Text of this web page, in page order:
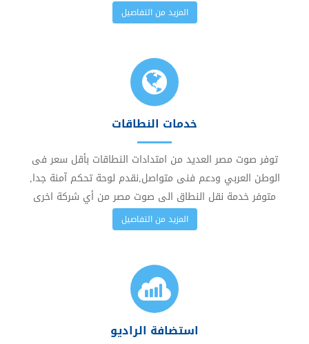
المزيد من التفاصيل
خدمات النطاقات
توفر صوت مصر العديد من امتدادات النطاقات بأقل سعر فى
الوطن العربي ودعم فنى متواصل,نقدم لوحة تحكم آمنة جدا,
متوفر خدمة نقل النطاق الى صوت مصر من أي شركة اخرى
المزيد من التفاصيل
استضافة الراديو